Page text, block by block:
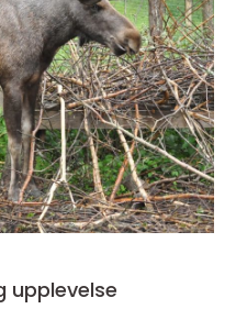
upplevelse